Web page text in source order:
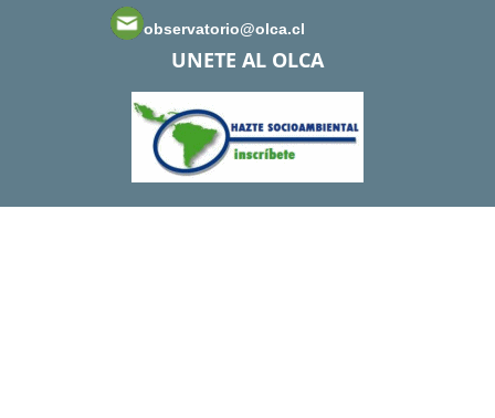
observatorio@olca.cl
UNETE AL OLCA